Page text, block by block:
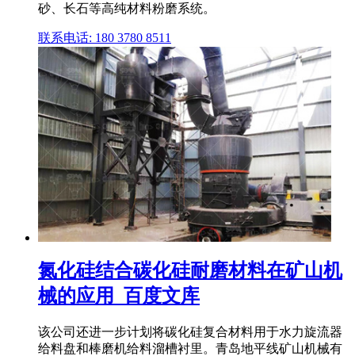
砂、长石等高纯材料粉磨系统。
联系电话: 180 3780 8511
氮化硅结合碳化硅耐磨材料在矿山机
械的应用_百度文库
该公司还进一步计划将碳化硅复合材料用于水力旋流器
给料盘和棒磨机给料溜槽衬里。青岛地平线矿山机械有